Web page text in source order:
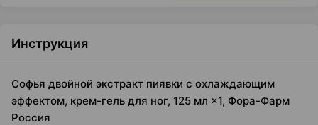
Инструкция
Софья двойной экстракт пиявки с охлаждающим
эффектом, крем-гель для ног, 125 мл ×1, Фора-Фарм
Россия